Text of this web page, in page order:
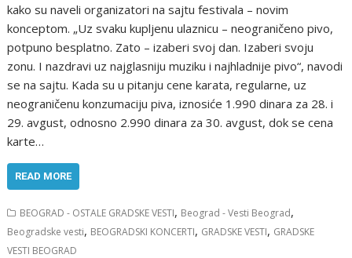
kako su naveli organizatori na sajtu festivala – novim
konceptom. „Uz svaku kupljenu ulaznicu – neograničeno pivo,
potpuno besplatno. Zato – izaberi svoj dan. Izaberi svoju
zonu. I nazdravi uz najglasniju muziku i najhladnije pivo“, navodi
se na sajtu. Kada su u pitanju cene karata, regularne, uz
neograničenu konzumaciju piva, iznosiće 1.990 dinara za 28. i
29. avgust, odnosno 2.990 dinara za 30. avgust, dok se cena
karte…
READ MORE
BEOGRAD - OSTALE GRADSKE VESTI, Beograd - Vesti Beograd,
Beogradske vesti, BEOGRADSKI KONCERTI, GRADSKE VESTI, GRADSKE
VESTI BEOGRAD